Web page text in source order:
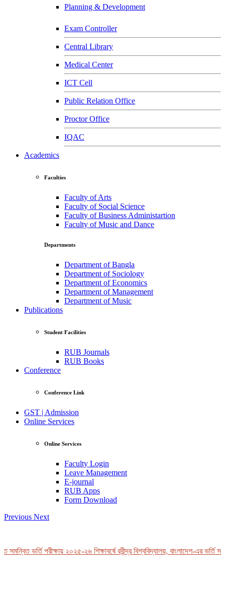
Planning & Development
Exam Controller
Central Library
Medical Center
ICT Cell
Public Relation Office
Proctor Office
IQAC
Academics
Faculties
Faculty of Arts
Faculty of Social Science
Faculty of Business Administartion
Faculty of Music and Dance
Departments
Department of Bangla
Department of Sociology
Department of Economics
Department of Management
Department of Music
Publications
Student Facilities
RUB Journals
RUB Books
Conference
Conference Link
GST | Admission
Online Services
Online Services
Faculty Login
Leave Management
E-journal
RUB Apps
Form Download
Previous Next
ভর্তি পরীক্ষায় ২০২৫-২৬ শিক্ষাবর্ষে রবীন্দ্র বিশ্ববিদ্যালয়, বাংলাদেশ-এর ভর্তি